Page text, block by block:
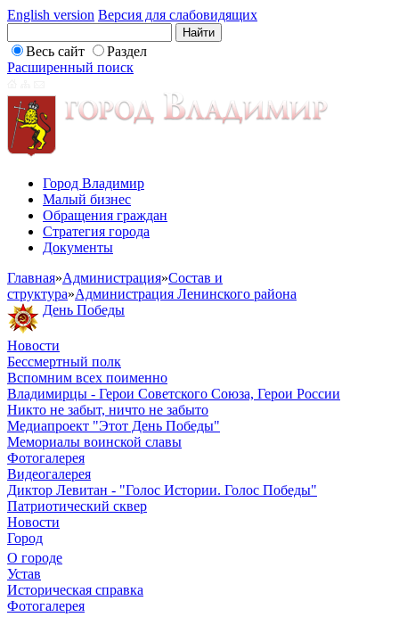
English version Версия для слабовидящих
Весь сайт
Раздел
Расширенный поиск
Город Владимир
Малый бизнес
Обращения граждан
Стратегия города
Документы
Главная»Администрация»Состав и
структура»Администрация Ленинского района
День Победы
Новости
Бессмертный полк
Вспомним всех поименно
Владимирцы - Герои Советского Союза, Герои России
Никто не забыт, ничто не забыто
Медиапроект "Этот День Победы"
Мемориалы воинской славы
Фотогалерея
Видеогалерея
Диктор Левитан - "Голос Истории. Голос Победы"
Патриотический сквер
Новости
Город
О городе
Устав
Историческая справка
Фотогалерея